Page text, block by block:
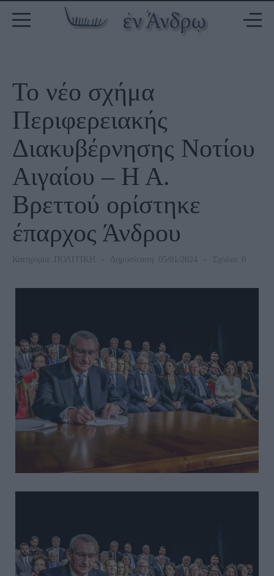
Το νέο σχήμα
Περιφερειακής
Διακυβέρνησης Νοτίου
Αιγαίου – Η Α.
Βρεττού ορίστηκε
έπαρχος Άνδρου
Κατηγορία: ΠΟΛΙΤΙΚΗ Δημοσίευση: 05/01/2024 Σχόλια: 0